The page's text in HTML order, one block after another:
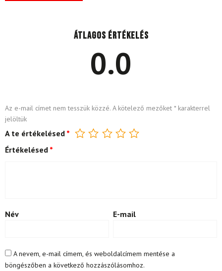
Átlagos értékelés
0.0
Az e-mail címet nem tesszük közzé. A kötelező mezőket *karakterrel
jelöltük
A te értékelésed *
Értékelésed *
Név E-mail
A nevem, e-mail címem, és weboldalcímem mentése a
böngészőben a következő hozzászólásomhoz.